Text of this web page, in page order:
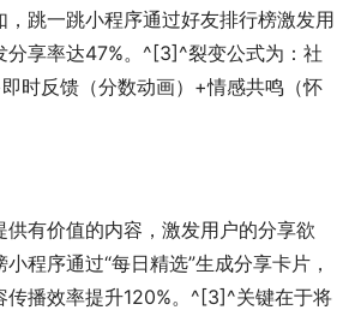
，跳一跳小程序通过好友排行榜激发用
分享率达47%。^[3]^裂变公式为：社
时反馈（分数动画）+情感共鸣（怀
供有价值的内容，激发用户的分享欲
程序通过“每日精选”生成分享卡片，
传播效率提升120%。^[3]^关键在于将